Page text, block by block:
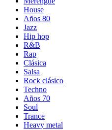
House
Años 80
Jazz
Hip hop
R&B
Rap
Clásica
Salsa
Rock clásico
Techno
Años 70
Soul
Trance
Heavy metal